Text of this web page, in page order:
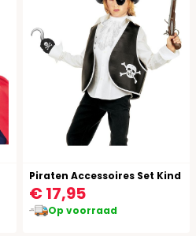
Piraten Accessoires Set Kind
€ 17,95
Op voorraad